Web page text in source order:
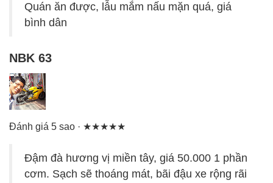
Quán ăn được, lẫu mắm nấu mặn quá, giá
bình dân
NBK 63
Đánh giá 5 sao · ★★★★★
Đậm đà hương vị miền tây, giá 50.000 1 phần
cơm. Sạch sẽ thoáng mát, bãi đậu xe rộng rãi